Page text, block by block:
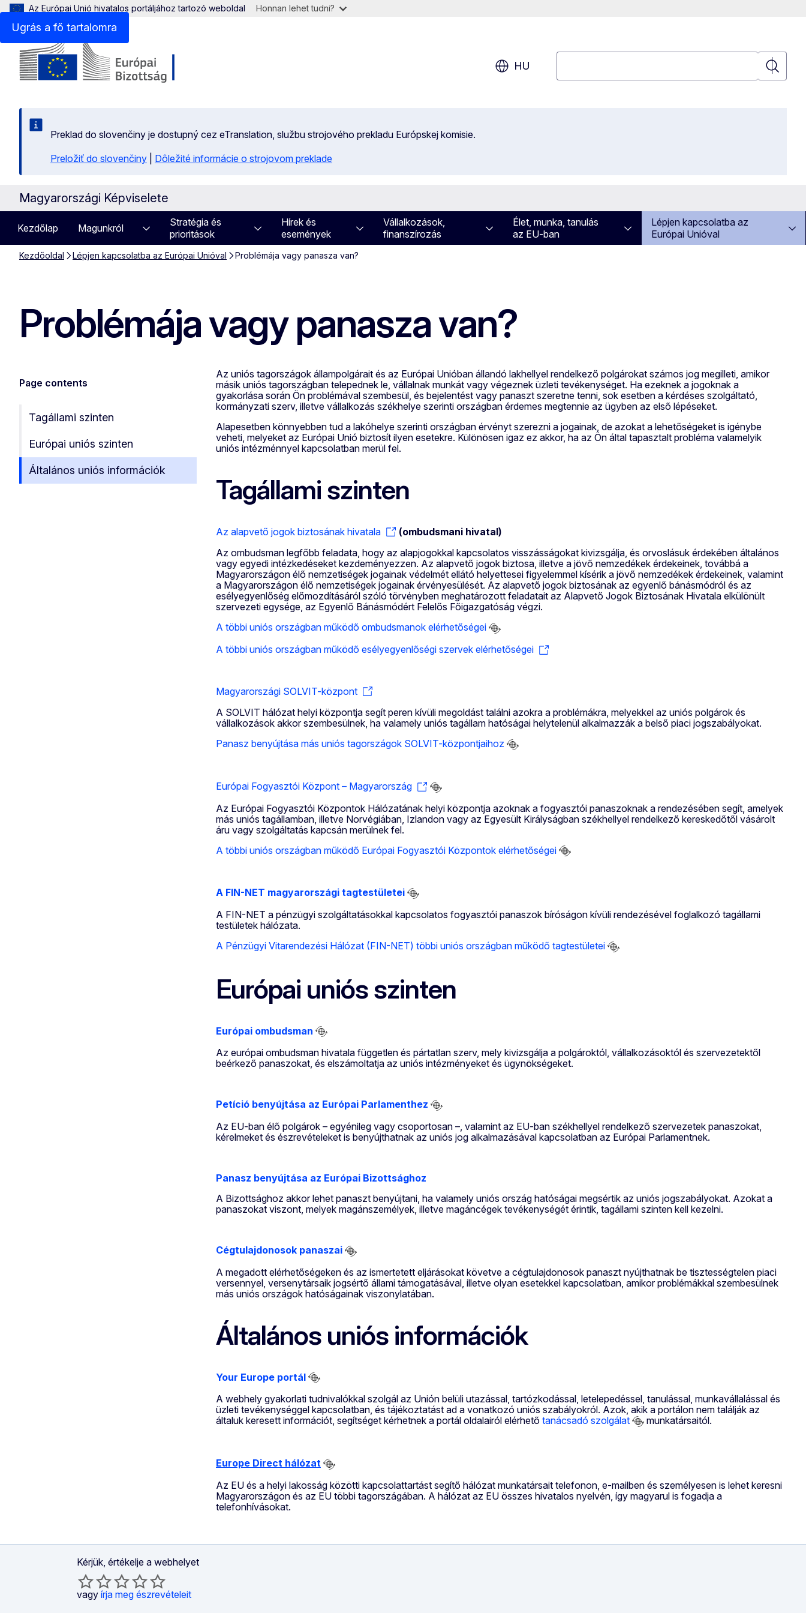
Ugrás a fő tartalomra
Az Európai Unió hivatalos portáljához tartozó weboldal Honnan lehet tudni?
HU
Keresés
Preklad do slovenčiny je dostupný cez eTranslation, službu strojového prekladu Európskej komisie.
Preložiť do slovenčiny
Dôležité informácie o strojovom preklade
Magyarországi Képviselete
Kezdőlap Magunkról
Stratégia és
prioritások
Hírek és
események
Vállalkozások,
finanszírozás
Élet, munka, tanulás
az EU-ban
Lépjen kapcsolatba az
Európai Unióval
Kezdőoldal Lépjen kapcsolatba az Európai Unióval Problémája vagy panasza van?
Problémája vagy panasza van?
Page contents
Tagállami szinten
Európai uniós szinten
Általános uniós információk
Az uniós tagországok állampolgárait és az Európai Unióban állandó lakhellyel rendelkező polgárokat számos jog megilleti, amikor
másik uniós tagországban telepednek le, vállalnak munkát vagy végeznek üzleti tevékenységet. Ha ezeknek a jogoknak a
gyakorlása során Ön problémával szembesül, és bejelentést vagy panaszt szeretne tenni, sok esetben a kérdéses szolgáltató,
kormányzati szerv, illetve vállalkozás székhelye szerinti országban érdemes megtennie az ügyben az első lépéseket.
Alapesetben könnyebben tud a lakóhelye szerinti országban érvényt szerezni a jogainak, de azokat a lehetőségeket is igénybe
veheti, melyeket az Európai Unió biztosít ilyen esetekre. Különösen igaz ez akkor, ha az Ön által tapasztalt probléma valamelyik
uniós intézménnyel kapcsolatban merül fel.
Tagállami szinten
Az alapvető jogok biztosának hivatala
(ombudsmani hivatal)
Az ombudsman legfőbb feladata, hogy az alapjogokkal kapcsolatos visszásságokat kivizsgálja, és orvoslásuk érdekében általános
vagy egyedi intézkedéseket kezdeményezzen. Az alapvető jogok biztosa, illetve a jövő nemzedékek érdekeinek, továbbá a
Magyarországon élő nemzetiségek jogainak védelmét ellátó helyettesei figyelemmel kísérik a jövő nemzedékek érdekeinek, valamint
a Magyarországon élő nemzetiségek jogainak érvényesülését. Az alapvető jogok biztosának az egyenlő bánásmódról és az
esélyegyenlőség előmozdításáról szóló törvényben meghatározott feladatait az Alapvető Jogok Biztosának Hivatala elkülönült
szervezeti egysége, az Egyenlő Bánásmódért Felelős Főigazgatóság végzi.
A többi uniós országban működő ombudsmanok elérhetőségei
A többi uniós országban működő esélyegyenlőségi szervek elérhetőségei
Magyarországi SOLVIT-központ
A SOLVIT hálózat helyi központja segít peren kívüli megoldást találni azokra a problémákra, melyekkel az uniós polgárok és
vállalkozások akkor szembesülnek, ha valamely uniós tagállam hatóságai helytelenül alkalmazzák a belső piaci jogszabályokat.
Panasz benyújtása más uniós tagországok SOLVIT-központjaihoz
Európai Fogyasztói Központ – Magyarország
Az Európai Fogyasztói Központok Hálózatának helyi központja azoknak a fogyasztói panaszoknak a rendezésében segít, amelyek
más uniós tagállamban, illetve Norvégiában, Izlandon vagy az Egyesült Királyságban székhellyel rendelkező kereskedőtől vásárolt
áru vagy szolgáltatás kapcsán merülnek fel.
A többi uniós országban működő Európai Fogyasztói Központok elérhetőségei
A FIN-NET magyarországi tagtestületei
A FIN-NET a pénzügyi szolgáltatásokkal kapcsolatos fogyasztói panaszok bíróságon kívüli rendezésével foglalkozó tagállami
testületek hálózata.
A Pénzügyi Vitarendezési Hálózat (FIN-NET) többi uniós országban működő tagtestületei
Európai uniós szinten
Európai ombudsman
Az európai ombudsman hivatala független és pártatlan szerv, mely kivizsgálja a polgároktól, vállalkozásoktól és szervezetektől
beérkező panaszokat, és elszámoltatja az uniós intézményeket és ügynökségeket.
Petíció benyújtása az Európai Parlamenthez
Az EU-ban élő polgárok – egyénileg vagy csoportosan –, valamint az EU-ban székhellyel rendelkező szervezetek panaszokat,
kérelmeket és észrevételeket is benyújthatnak az uniós jog alkalmazásával kapcsolatban az Európai Parlamentnek.
Panasz benyújtása az Európai Bizottsághoz
A Bizottsághoz akkor lehet panaszt benyújtani, ha valamely uniós ország hatóságai megsértik az uniós jogszabályokat. Azokat a
panaszokat viszont, melyek magánszemélyek, illetve magáncégek tevékenységét érintik, tagállami szinten kell kezelni.
Cégtulajdonosok panaszai
A megadott elérhetőségeken és az ismertetett eljárásokat követve a cégtulajdonosok panaszt nyújthatnak be tisztességtelen piaci
versennyel, versenytársaik jogsértő állami támogatásával, illetve olyan esetekkel kapcsolatban, amikor problémákkal szembesülnek
más uniós országok hatóságainak viszonylatában.
Általános uniós információk
Your Europe portál
A webhely gyakorlati tudnivalókkal szolgál az Unión belüli utazással, tartózkodással, letelepedéssel, tanulással, munkavállalással és
üzleti tevékenységgel kapcsolatban, és tájékoztatást ad a vonatkozó uniós szabályokról. Azok, akik a portálon nem találják az
általuk keresett információt, segítséget kérhetnek a portál oldalairól elérhető tanácsadó szolgálat munkatársaitól.
Europe Direct hálózat
Az EU és a helyi lakosság közötti kapcsolattartást segítő hálózat munkatársait telefonon, e-mailben és személyesen is lehet keresni
Magyarországon és az EU többi tagországában. A hálózat az EU összes hivatalos nyelvén, így magyarul is fogadja a
telefonhívásokat.
Kérjük, értékelje a webhelyet
vagy írja meg észrevételeit